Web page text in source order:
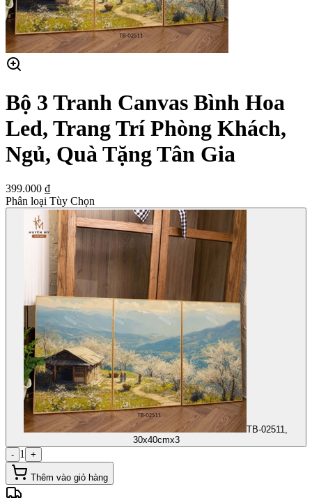
Bộ 3 Tranh Canvas Bình Hoa
Led, Trang Trí Phòng Khách,
Ngủ, Quà Tặng Tân Gia
399.000 ₫
Phân loại Tùy Chọn
TB-02511,
30x40cmx3
- 1 +
Thêm vào giỏ hàng